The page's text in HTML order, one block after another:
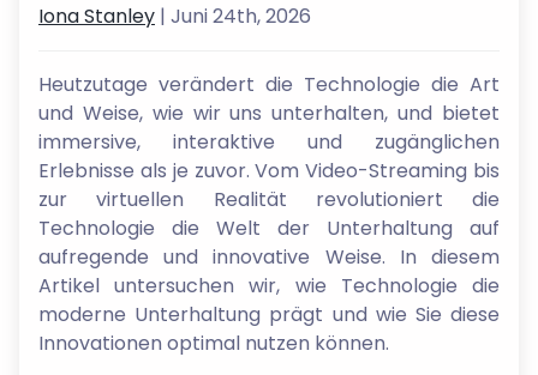
Iona Stanley | Juni 24th, 2026
Heutzutage verändert die Technologie die Art
und Weise, wie wir uns unterhalten, und bietet
immersive, interaktive und zugänglichen
Erlebnisse als je zuvor. Vom Video-Streaming bis
zur virtuellen Realität revolutioniert die
Technologie die Welt der Unterhaltung auf
aufregende und innovative Weise. In diesem
Artikel untersuchen wir, wie Technologie die
moderne Unterhaltung prägt und wie Sie diese
Innovationen optimal nutzen können.